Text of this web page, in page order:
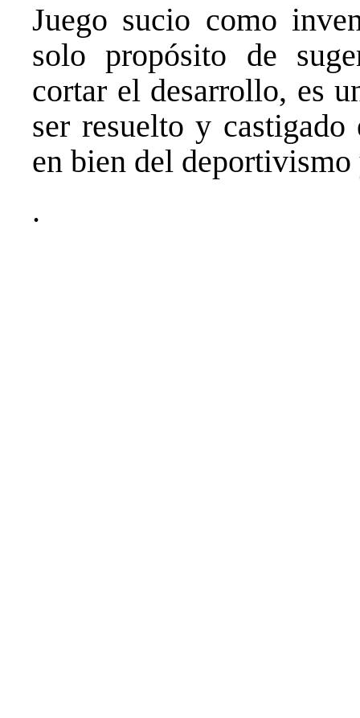
Juego sucio como
solo propósito de
cortar el desarrollo, es
ser resuelto y castigado
en bien del
.